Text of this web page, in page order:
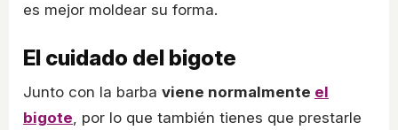
es mejor moldear su forma.
El cuidado del bigote
Junto con la barba viene normalmente el
bigote, por lo que también tienes que prestarle